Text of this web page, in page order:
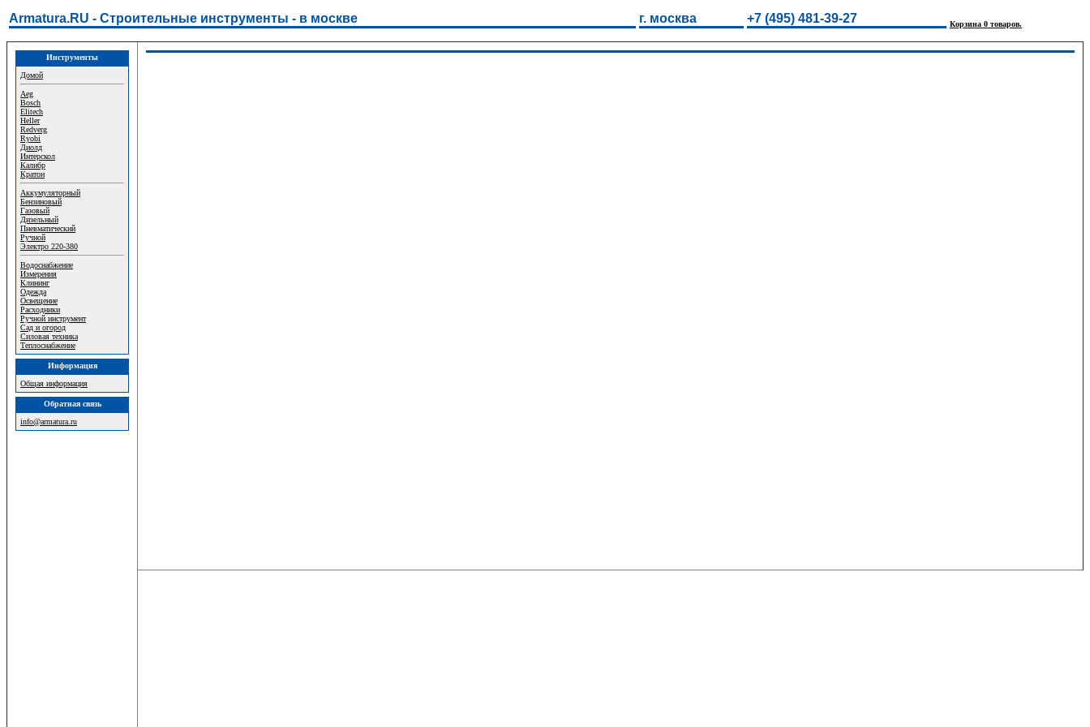
Armatura.RU - Строительные инструменты - в москве г. москва +7 (495) 481-39-27 Корзина 0 товаров.
Инструменты
Домой
Aeg
Bosch
Elitech
Heller
Redverg
Ryobi
Диолд
Интерскол
Калибр
Кратон
Аккумуляторный
Бензиновый
Газовый
Дизельный
Пневматический
Ручной
Электро 220-380
Водоснабжение
Измерения
Клининг
Одежда
Освещение
Расходники
Ручной инструмент
Сад и огород
Силовая техника
Теплоснабжение
Информация
Общая информация
Обратная связь
info@armatura.ru